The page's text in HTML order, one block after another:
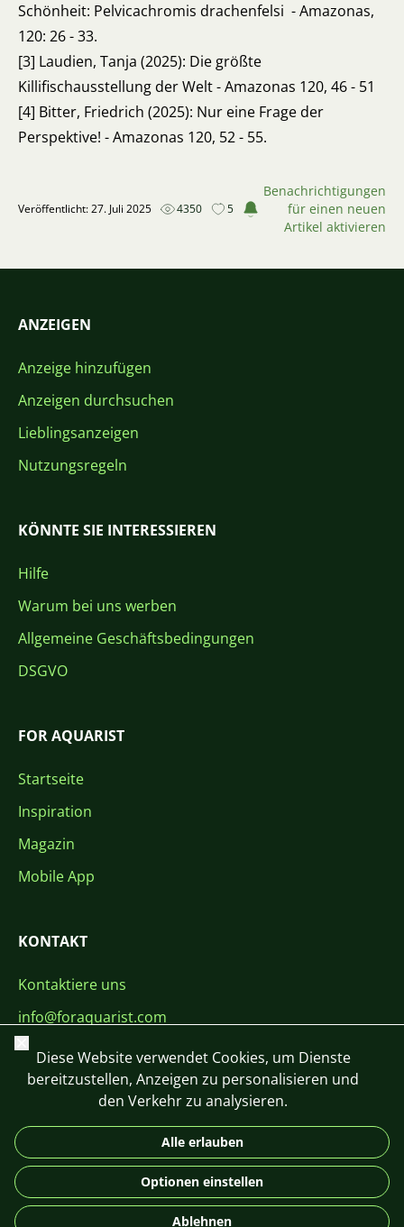
Schönheit: Pelvicachromis drachenfelsi - Amazonas,
120: 26 - 33.
[3] Laudien, Tanja (2025): Die größte
Killifischausstellung der Welt - Amazonas 120, 46 - 51
[4] Bitter, Friedrich (2025): Nur eine Frage der
Perspektive! - Amazonas 120, 52 - 55.
Veröffentlicht: 27. Juli 2025 4350 5
Benachrichtigungen
für einen neuen
Artikel aktivieren
ANZEIGEN
Anzeige hinzufügen
Anzeigen durchsuchen
Lieblingsanzeigen
Nutzungsregeln
KÖNNTE SIE INTERESSIEREN
Hilfe
Warum bei uns werben
Allgemeine Geschäftsbedingungen
DSGVO
FOR AQUARIST
Startseite
Inspiration
Magazin
Mobile App
KONTAKT
Kontaktiere uns
info@foraquarist.com
+420 603 449 602
DE
© 2026 For Aquarist
Schließen
Diese Website verwendet Cookies, um Dienste
bereitzustellen, Anzeigen zu personalisieren und
den Verkehr zu analysieren.
Alle erlauben
Optionen einstellen
Ablehnen